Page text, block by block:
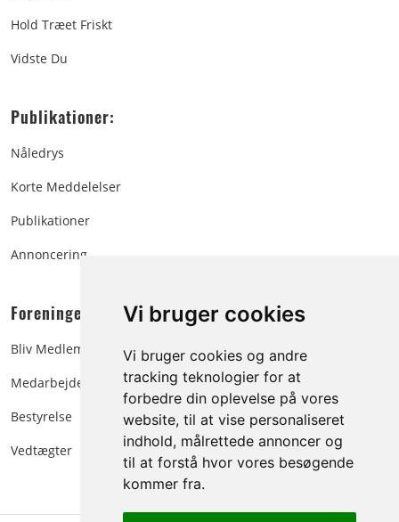
Vi bruger cookies
Vi bruger cookies og andre
tracking teknologier for at
forbedre din oplevelse på vores
website, til at vise personaliseret
indhold, målrettede annoncer og
til at forstå hvor vores besøgende
kommer fra.
Hold Træet Friskt
Vidste Du
Publikationer:
Nåledrys
Korte Meddelelser
Publikationer
Annoncering
Foreningen:
Bliv Medlem
Medarbejdere
Bestyrelse
Vedtægter